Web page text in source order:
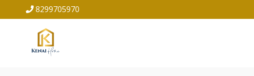
8299705970